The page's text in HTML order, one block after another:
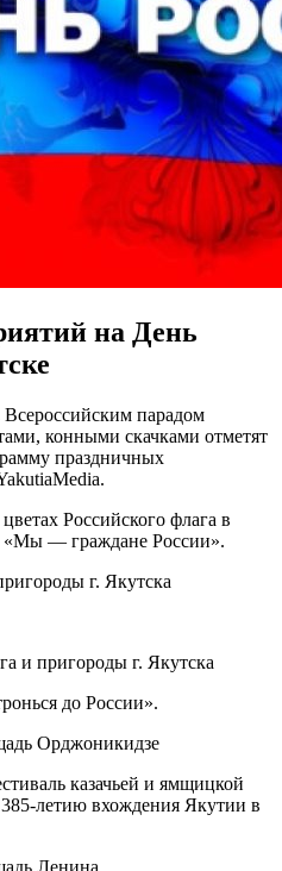
на День
Всероссийским парадом
конными скачками отметят
праздничных
Российского флага в
«Мы — граждане России».
г. Якутска
и пригороды г. Якутска
до России».
Орджоникидзе
казачьей и ямщицкой
летию вхождения Якутии в
Ленина